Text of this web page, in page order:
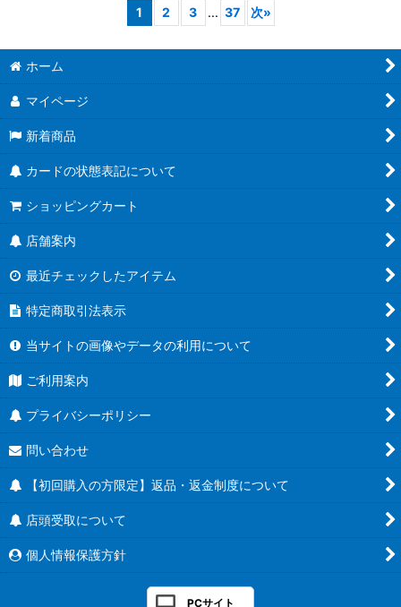
1 2 3 ... 37 次»
ホーム
マイページ
新着商品
カードの状態表記について
ショッピングカート
店舗案内
最近チェックしたアイテム
特定商取引法表示
当サイトの画像やデータの利用について
ご利用案内
プライバシーポリシー
問い合わせ
【初回購入の方限定】返品・返金制度について
店頭受取について
個人情報保護方針
PCサイト